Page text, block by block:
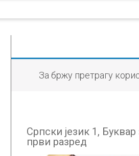
За бржу претрагу
Српски језик 1, Буквар
први разред